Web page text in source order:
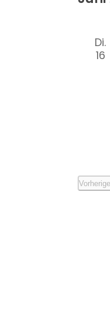
Di.
16
Vorherige